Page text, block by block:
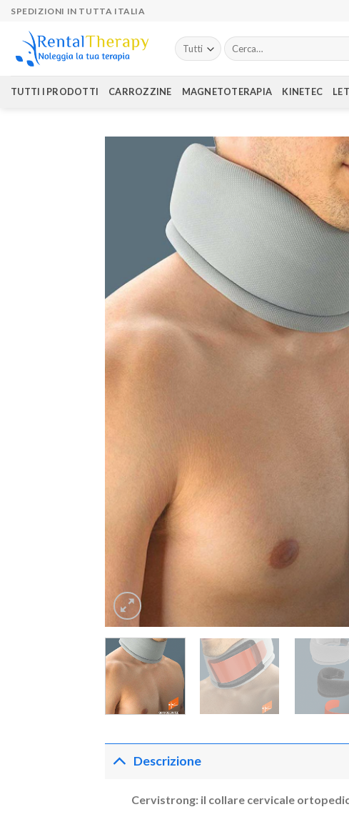
Skip
content
SPEDIZIONI IN TUTTA ITALIA
Cerca:
TUTTI I PRODOTTI CARROZZINE MAGNETOTERAPIA KINETEC
Descrizione
Cervistrong: il collare cervicale